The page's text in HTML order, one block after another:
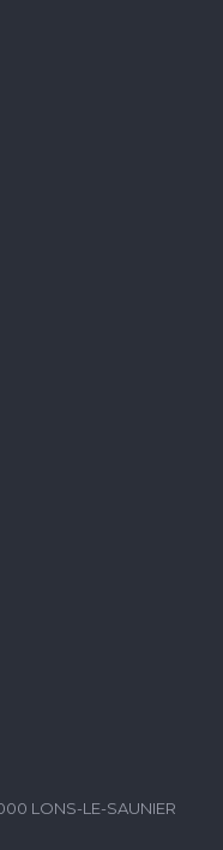
LONS-LE-SAUNIER